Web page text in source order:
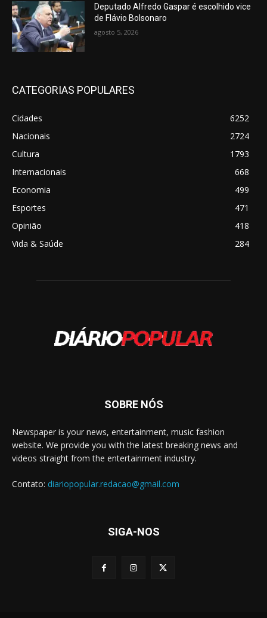
Deputado Alfredo Gaspar é escolhido vice
de Flávio Bolsonaro
agosto 5, 2026
CATEGORIAS POPULARES
Cidades
6252
Nacionais
2724
Cultura
1793
Internacionais
668
Economia
499
Esportes
471
Opinião
418
Vida & Saúde
284
SOBRE NÓS
Newspaper is your news, entertainment, music fashion
website. We provide you with the latest breaking news and
videos straight from the entertainment industry.
Contato: diariopopular.redacao@gmail.com
SIGA-NOS